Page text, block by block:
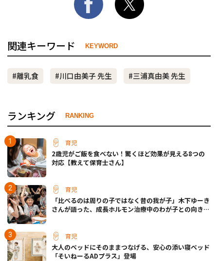
関連キーワード KEYWORD
#離乳食 #川口由美子 先生 #三浦真由美 先生
ランキング RANKING
育児
2歳児がご飯を食べない！驚くほど効果が見える8つの
対応【教えて保育士さん】
育児
「比べるのは周りの子ではなく昔の我が子」木下ゆーき
さんが語った、成長ホルモン治療中のわが子との向き合
育児
大人のベッドにそのままつなげる、安心の添い寝ベッド
「そいねーるADプラス」登場